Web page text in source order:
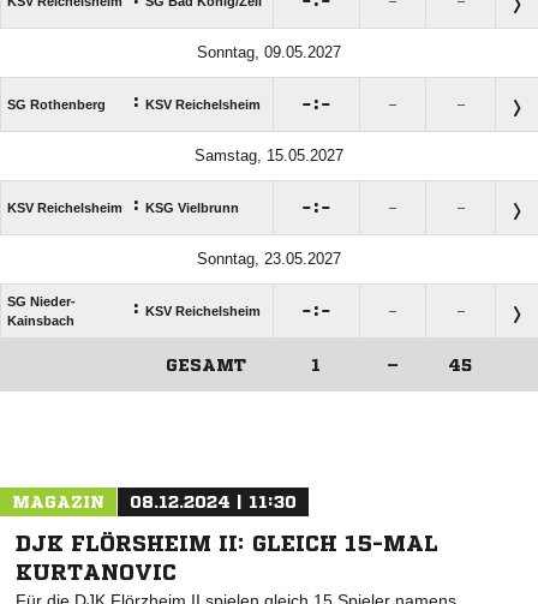
Sonntag, 09.05.2027
SG Rothenberg : KSV Reichelsheim : – –
Samstag, 15.05.2027
KSV Reichelsheim : KSG Vielbrunn : – –
Sonntag, 23.05.2027
SG Nieder-
Kainsbach
: KSV Reichelsheim : – –
GESAMT 1 – 45
MAGAZIN 08.12.2024 | 11:30
DJK FLÖRSHEIM II: GLEICH 15-MAL
KURTANOVIC
Für die DJK Flörzheim II spielen gleich 15 Spieler namens